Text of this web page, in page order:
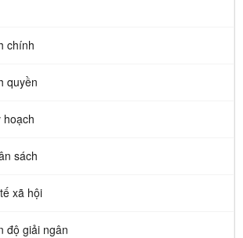
chính
quyền
hoạch
sách
xã hội
độ giải ngân